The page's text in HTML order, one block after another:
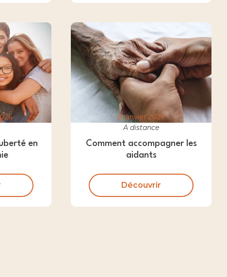
en
8 janvier 2027
A distance
Comment accompagner les
aidants
Découvrir